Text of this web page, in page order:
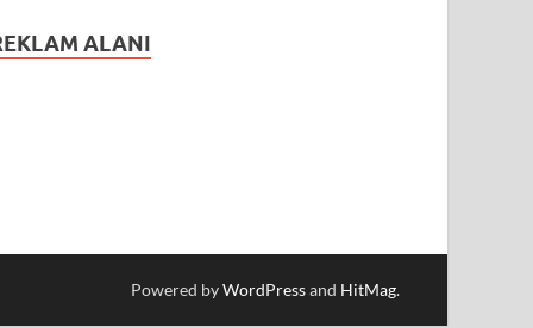
ALANI
Powered byWordPressand HitMag.